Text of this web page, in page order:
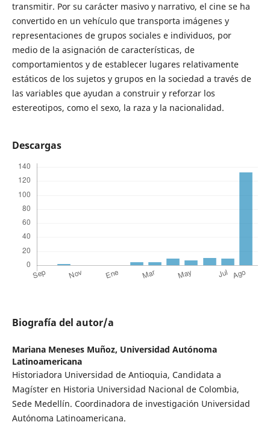
transmitir. Por su carácter masivo y narrativo, el cine se ha
convertido en un vehículo que transporta imágenes y
representaciones de grupos sociales e individuos, por
medio de la asignación de características, de
comportamientos y de establecer lugares relativamente
estáticos de los sujetos y grupos en la sociedad a través de
las variables que ayudan a construir y reforzar los
estereotipos, como el sexo, la raza y la nacionalidad.
Descargas
Biografía del autor/a
Mariana Meneses Muñoz, Universidad Autónoma
Latinoamericana
Historiadora Universidad de Antioquia, Candidata a
Magíster en Historia Universidad Nacional de Colombia,
Sede Medellín. Coordinadora de investigación Universidad
Autónoma Latinoamericana.